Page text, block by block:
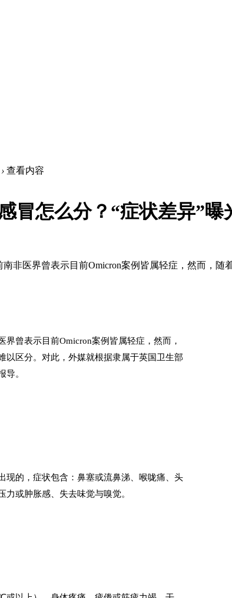
› 查看内容
冒怎么分？“症状差异”曝
南非医界曾表示目前Omicron案例皆属轻症，然而，
曾表示目前Omicron案例皆属轻症，然而，
以区分。对此，外媒就根据隶属于英国卫生部
导。
现的，症状包含：鼻塞或流鼻涕、喉咙痛、头
或肿胀感、失去味觉与嗅觉。